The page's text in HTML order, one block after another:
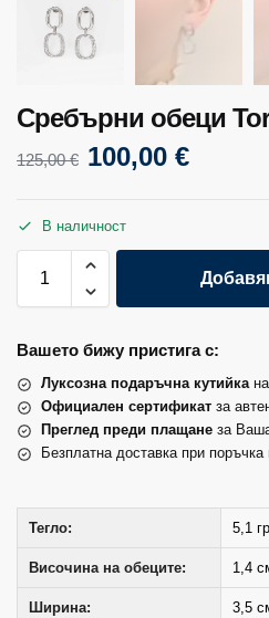
Сребърни обеци
125,00€ 100,00 €
В наличност
Вашето бижу пристига с:
Луксозна подаръчна кутийка
Официален сертификат за
Преглед преди плащане за
Безплатна доставка при
Тегло: 5,1
Височина на обеците: 1,4
Ширина: 3,5